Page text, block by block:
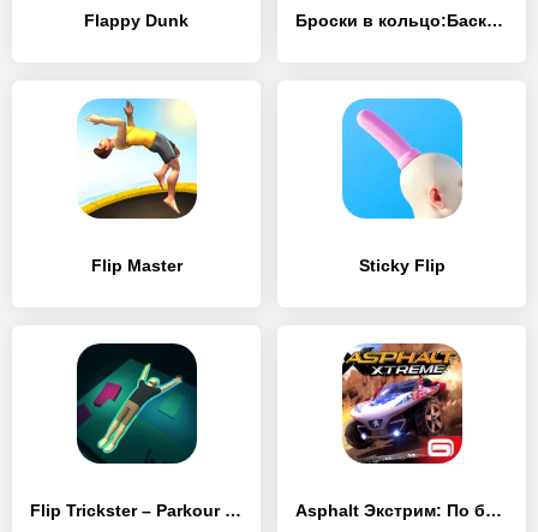
Flappy Dunk Броски в кольцо:Баскетбол игры
Flip Master Sticky Flip
Flip Trickster – Parkour Simulator Asphalt Экстрим: По бездорожью